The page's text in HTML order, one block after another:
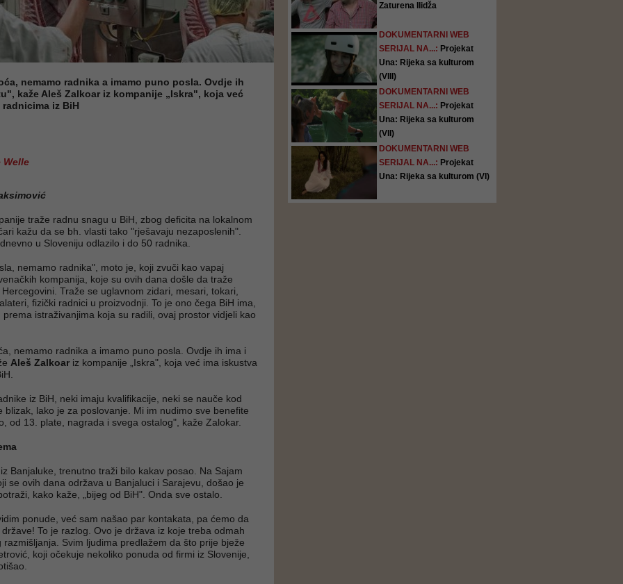
nemamo radnika a imamo puno posla. Ovdje ih
kaže Aleš Zalkoar iz kompanije „Iskra", koja već
iz BiH
Welle
traže radnu snagu u BiH, zbog deficita na lokalnom
kažu da se bh. vlasti tako "rješavaju nezaposlenih".
u Sloveniju odlazilo i do 50 radnika.
nemamo radnika", moto je, koji zvuči kao vapaj
kompanija, koje su ovih dana došle da traže
Traže se uglavnom zidari, mesari, tokari,
fizički radnici u proizvodnji. To je ono čega BiH ima,
prema istraživanjima koja su radili, ovaj prostor vidjeli kao
nemamo radnika a imamo puno posla. Ovdje ih ima i
Aleš Zalkoar iz kompanije „Iskra", koja već ima iskustva
iz BiH, neki imaju kvalifikacije, neki se nauče kod
blizak, lako je za poslovanje. Mi im nudimo sve benefite
od 13. plate, nagrada i svega ostalog", kaže Zalokar.
iz Banjaluke, trenutno traži bilo kakav posao. Na Sajam
se ovih dana održava u Banjaluci i Sarajevu, došao je
kako kaže, „bijeg od BiH". Onda sve ostalo.
ponude, već sam našao par kontakata, pa ćemo da
To je razlog. Ovo je država iz koje treba odmah
razmišljanja. Svim ljudima predlažem da što prije bježe
koji očekuje nekoliko ponuda od firmi iz Slovenije,
Zaturena Ilidža
DOKUMENTARNI WEB
SERIJAL NA...: Projekat
Una: Rijeka sa kulturom
(VIII)
DOKUMENTARNI WEB
SERIJAL NA...: Projekat
Una: Rijeka sa kulturom
(VII)
DOKUMENTARNI WEB
SERIJAL NA...: Projekat
Una: Rijeka sa kulturom (VI)